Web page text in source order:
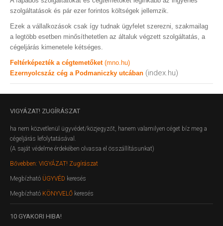
szolgáltatások és pár ezer forintos költségek jellemzik.
Ezek a vállalkozások csak így tudnak ügyfelet szerezni, szakmailag
a legtöbb esetben minősíthetetlen az általuk végzett szolgáltatás, a
cégeljárás kimenetele kétséges.
Feltérképezték a cégtemetőket (mno.hu)
Ezernyolcszáz cég a Podmaniczky utcában (index.hu)
VIGYÁZAT! ZUGÍRÁSZAT
ha nem közvetlenül ügyvédet/közjegyzőt, hanem valamilyen céget bíz meg a
cégeljárás lefolytatásával.
(A saját védelme érdekében olvassa el összállításunkat)
Bővebben: VIGYÁZAT! Zugírászat
Megbízható ÜGYVÉD keresés
Megbízható KÖNYVELŐ keresés
10 GYAKORI HIBA!